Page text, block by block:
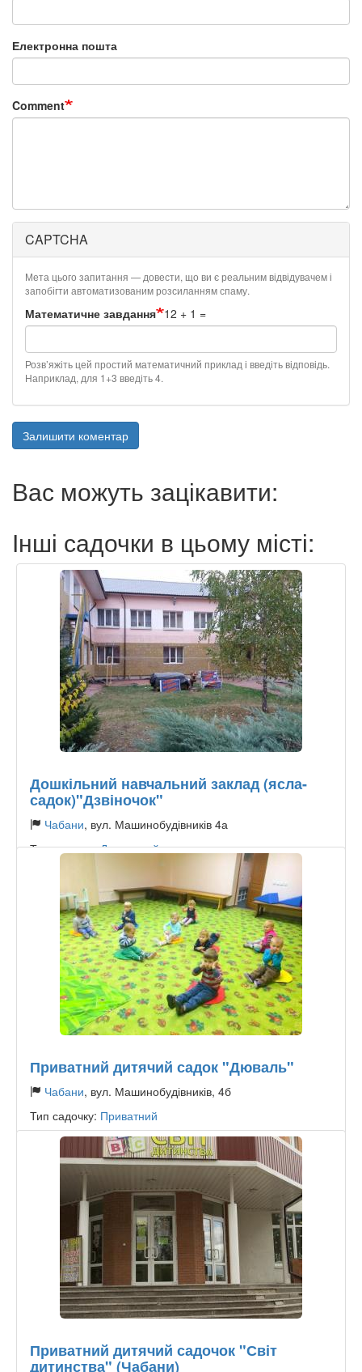
Електронна пошта
Comment
CAPTCHA
Мета цього запитання — довести, що ви є реальним відвідувачем і
запобігти автоматизованим розсиланням спаму.
Математичне завдання 12 + 1 =
Розв’яжіть цей простий математичний приклад і введіть відповідь.
Наприклад, для 1+3 введіть 4.
Залишити коментар
Вас можуть зацікавити:
Інші садочки в цьому місті:
Дошкільний навчальний заклад (ясла-
садок)"Дзвіночок"
Чабани, вул. Машинобудівників 4а
Тип садочку:Державний
Приватний дитячий садок "Дюваль"
Чабани, вул. Машинобудівників, 4б
Тип садочку: Приватний
Приватний дитячий садочок "Світ
дитинства" (Чабани)